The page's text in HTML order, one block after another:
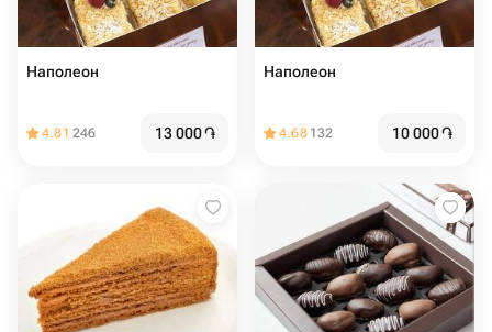
Наполеон
4.81 246 13 000֏
Наполеон
4.68 132 10 000֏